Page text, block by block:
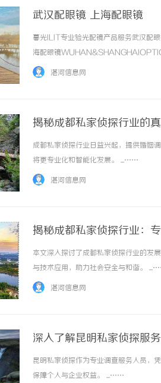
武汉配眼镜 上海配眼镜
暮光ILIT专业验光配镜产品服务武汉配
海配眼镜
品牌，现于武汉与上海设有4家门店。
湛河信息网
揭秘成都私家侦探行业的
成都私家侦探行业日益兴起，提供婚姻
将更专业化和智能化发展。 ...……
湛河信息网
揭秘成都私家侦探行业：
本文深入探讨了成都私家侦探行业的发
与技术应用，助力社会安全与和谐。
湛河信息网
深入了解昆明私家侦探服
昆明私家侦探作为专业调查服务人员，
保障个人与企业权益。 ...……